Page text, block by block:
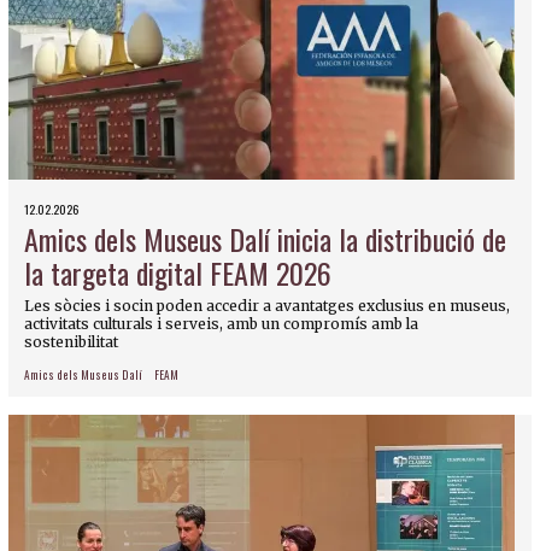
12.02.2026
Amics dels Museus Dalí inicia la distribució de
la targeta digital FEAM 2026
Les sòcies i socin poden accedir a avantatges exclusius en museus,
activitats culturals i serveis, amb un compromís amb la
sostenibilitat
Amics dels Museus Dalí FEAM